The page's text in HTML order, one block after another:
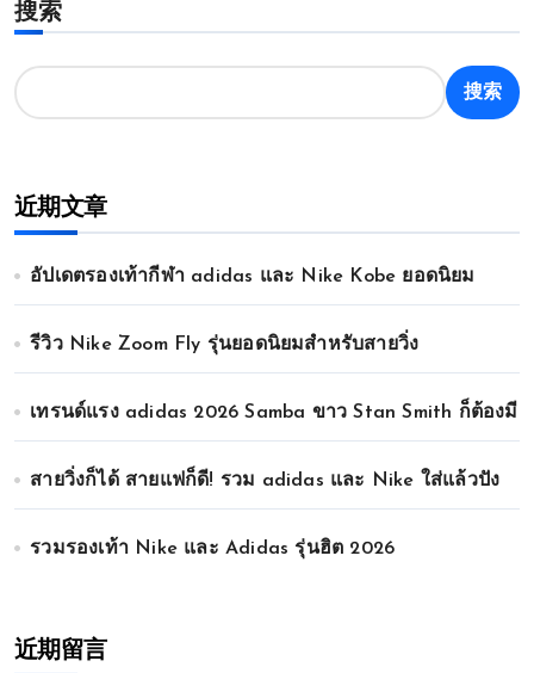
搜索
搜索
近期文章
อัปเดตรองเท้ากีฬา adidas และ Nike Kobe ยอดนิยม
รีวิว Nike Zoom Fly รุ่นยอดนิยมสำหรับสายวิ่ง
เทรนด์แรง adidas 2026 Samba ขาว Stan Smith ก็ต้องมี
สายวิ่งก็ได้ สายแฟก็ดี! รวม adidas และ Nike ใส่แล้วปัง
รวมรองเท้า Nike และ Adidas รุ่นฮิต 2026
近期留言